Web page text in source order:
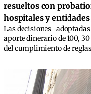
resueltos con
hospitales y
Las decisiones -
aporte dinerario de 100,
del cumplimiento de